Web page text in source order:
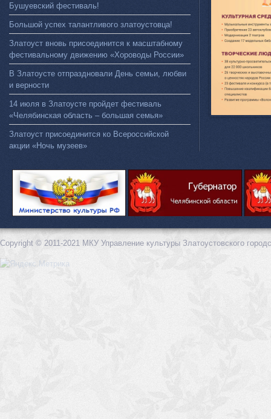
Бушуевский фестиваль!
Большой успех талантливого златоустовца!
Златоуст вновь присоединится к масштабному
фестивальному движению «Хороводы России»
В Златоусте отпраздновали День семьи, любви
и верности
14 июля в Златоусте пройдет фестиваль
«Челябинская область – большая семья»
Златоуст присоединится ко Всероссийской
акции «Ночь музеев»
Copyright © 2011-2021 МКУ Управление культуры Златоустовского